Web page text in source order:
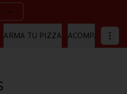
ARMA TU PIZZA